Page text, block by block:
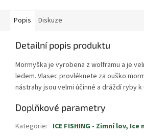
Popis Diskuze
Detailní popis produktu
Mormyška je vyrobena z wolframu a je
ledem. Vlasec provléknete za ouško
nástrahy jsou velmi účinné a dráždí ryby k
Doplňkové parametry
Kategorie: ICE FISHING - Zimní lov,